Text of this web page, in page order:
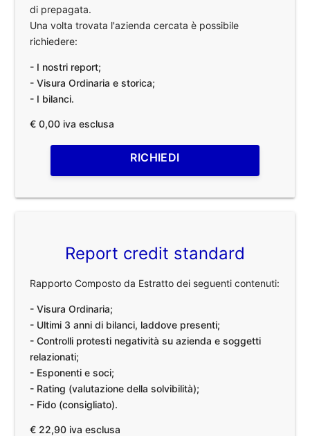
di prepagata.
Una volta trovata l'azienda cercata è possibile
richiedere:
- I nostri report;
- Visura Ordinaria e storica;
- I bilanci.
€ 0,00 iva esclusa
RICHIEDI
Report credit standard
Rapporto Composto da Estratto dei seguenti contenuti:
- Visura Ordinaria;
- Ultimi 3 anni di bilanci, laddove presenti;
- Controlli protesti negatività su azienda e soggetti
relazionati;
- Esponenti e soci;
- Rating (valutazione della solvibilità);
- Fido (consigliato).
€ 22,90 iva esclusa